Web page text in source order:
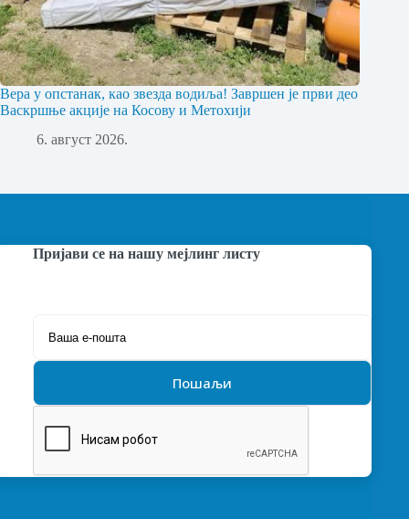
Вера у опстанак, као звезда водиља! Завршен је први део
Васкршње акције на Косову и Метохији
6. август 2026.
Пријави се на нашу мејлинг листу